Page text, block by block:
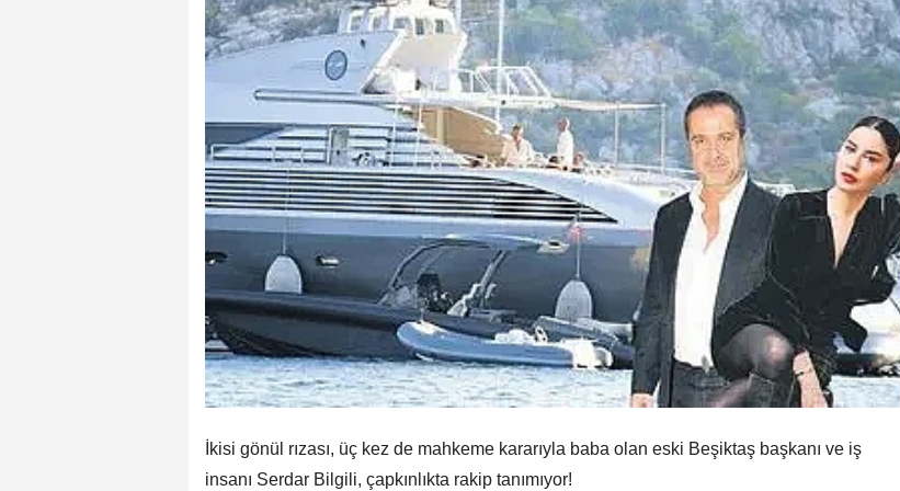
İkisi gönül rızası, üç kez de mahkeme kararıyla baba olan eski Beşiktaş başkanı ve iş
insanı Serdar Bilgili, çapkınlıkta rakip tanımıyor!